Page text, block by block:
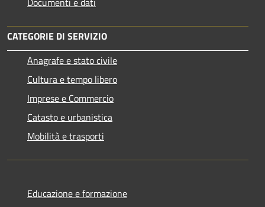
CATEGORIE DI SERVIZIO
Anagrafe e stato civile
Cultura e tempo libero
Imprese e Commercio
Catasto e urbanistica
Mobilità e trasporti
Educazione e formazione